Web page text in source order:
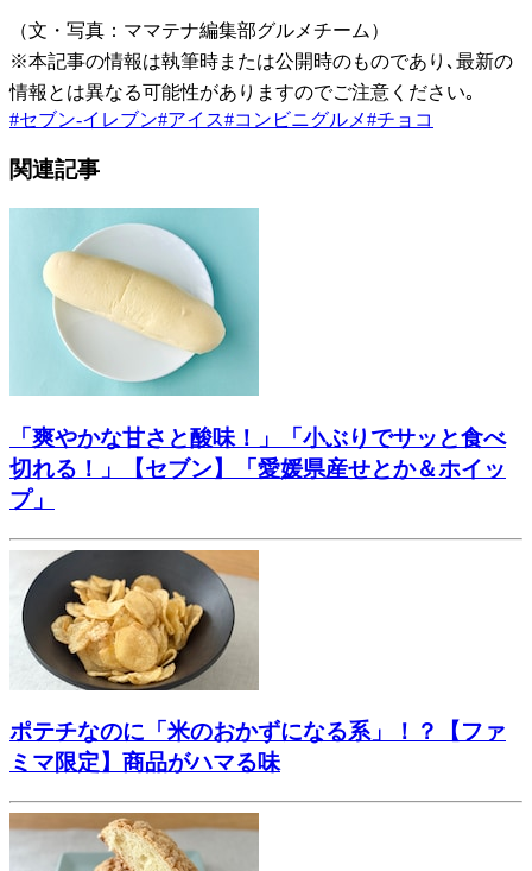
（文・写真：ママテナ編集部グルメチーム）
※本記事の情報は執筆時または公開時のものであり､最新の
情報とは異なる可能性がありますのでご注意ください｡
#セブン-イレブン#アイス#コンビニグルメ#チョコ
関連記事
「爽やかな甘さと酸味！」「小ぶりでサッと食べ
切れる！」【セブン】「愛媛県産せとか＆ホイッ
プ」
ポテチなのに「米のおかずになる系」！？【ファ
ミマ限定】商品がハマる味